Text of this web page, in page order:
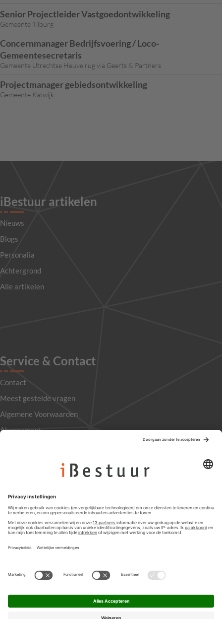
Senior Projectleider Vastgoedontwikkeling
Gemeente Tilburg
Concernmanager Bedrijfsvoering / Loco-
Gemeentesecretaris
Gemeente Utrechtse Heuvelrug via Geerts & Partners
Projectmanager gebiedsontwikkeling
Gemeente Katwijk
iBestuur artikelen
Nieuws
Blogs
Personalia
Achtergrond
Alle artikelen
Service & Contact
Contact
Meest gestelde vragen
Algemene Voorwaarden
Abonnement
Privacyinstellingen